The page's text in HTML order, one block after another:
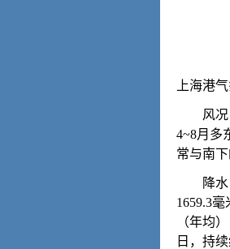
上海港
风况：
4~8月多
常与南
降水：
1659.3
（年均
日，持